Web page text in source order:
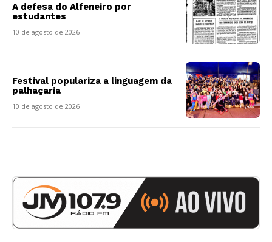
A defesa do Alfeneiro por
estudantes
10 de agosto de 2026
Festival populariza a linguagem da
palhaçaria
10 de agosto de 2026